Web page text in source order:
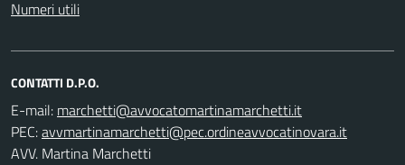
Numeri utili
CONTATTI D.P.O.
E-mail:
PEC:
AVV. Martina Marchetti